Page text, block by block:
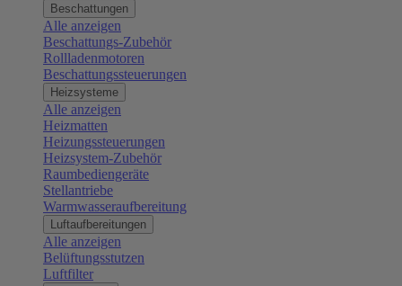
Beschattungen
Alle anzeigen
Beschattungs-Zubehör
Rollladenmotoren
Beschattungssteuerungen
Heizsysteme
Alle anzeigen
Heizmatten
Heizungssteuerungen
Heizsystem-Zubehör
Raumbediengeräte
Stellantriebe
Warmwasseraufbereitung
Luftaufbereitungen
Alle anzeigen
Belüftungsstutzen
Luftfilter